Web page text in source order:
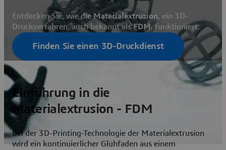
Entdecken Sie, wie die Materialextrusion, ein 3D-
Druckverfahren, auch bekannt als FDM, funktioniert.
Finden Sie einen 3D-Druckdienst
Einführung in die
Materialextrusion - FDM
Bei der 3D-Printing-Technologie der Materialextrusion
wird ein kontinuierlicher Glühfaden aus einem